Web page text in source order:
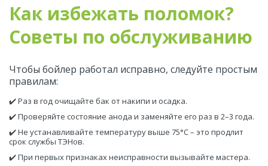
Как избежать поломок?
Советы по обслуживанию
Чтобы бойлер работал исправно, следуйте простым
правилам:
✔️ Раз в год очищайте бак от накипи и осадка.
✔️ Проверяйте состояние анода и заменяйте его раз в 2–3 года.
✔️ Не устанавливайте температуру выше 75°C – это продлит
срок службы ТЭНов.
✔️ При первых признаках неисправности вызывайте мастера.